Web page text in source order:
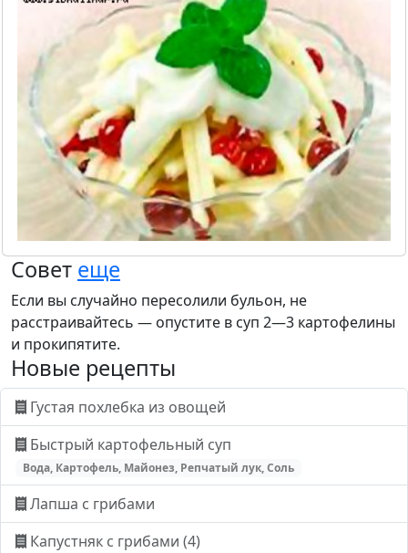
Совет еще
Если вы случайно пересолили бульон, не
расстраивайтесь — опустите в суп 2—3 картофелины
и прокипятите.
Новые рецепты
Густая похлебка из овощей
Быстрый картофельный суп
Вода, Картофель, Майонез, Репчатый лук, Соль
Лапша с грибами
Капустняк с грибами (4)